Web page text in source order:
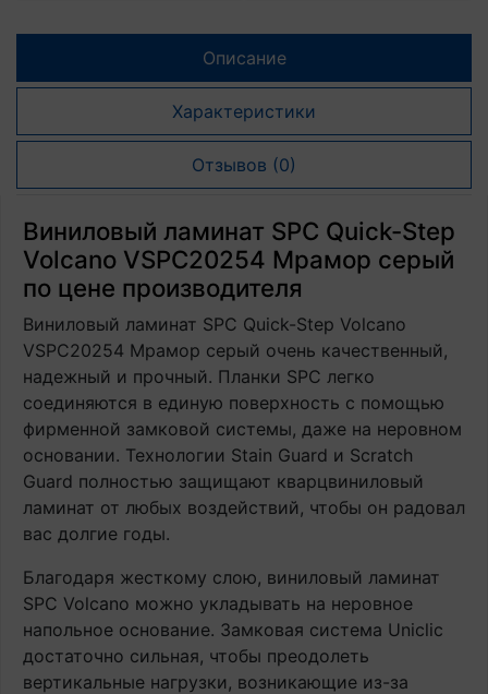
Описание
Характеристики
Отзывов (0)
Виниловый ламинат SPC Quick-Step
Volcano VSPC20254 Мрамор серый
по цене производителя
Виниловый ламинат SPC Quick-Step Volcano
VSPC20254 Мрамор серый очень качественный,
надежный и прочный. Планки SPC легко
соединяются в единую поверхность с помощью
фирменной замковой системы, даже на неровном
основании. Технологии Stain Guard и Scratch
Guard полностью защищают кварцвиниловый
ламинат от любых воздействий, чтобы он радовал
вас долгие годы.
Благодаря жесткому слою, виниловый ламинат
SPC Volcano можно укладывать на неровное
напольное основание. Замковая система Uniclic
достаточно сильная, чтобы преодолеть
вертикальные нагрузки, возникающие из-за